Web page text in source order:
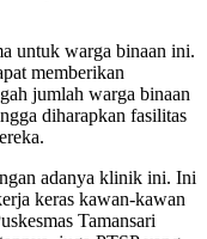
untuk warga binaan ini.
memberikan
jumlah warga binaan
diharapkan fasilitas
adanya klinik ini. Ini
keras kawan-kawan
Tamansari